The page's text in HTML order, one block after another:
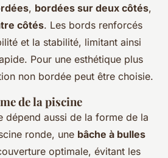
, bordées sur deux côtés,
côtés. Les bords renforcés
et la stabilité, limitant ainsi
Pour une esthétique plus
non bordée peut être choisie.
de la piscine
dépend aussi de la forme de la
ronde, une bâche à bulles
optimale, évitant les